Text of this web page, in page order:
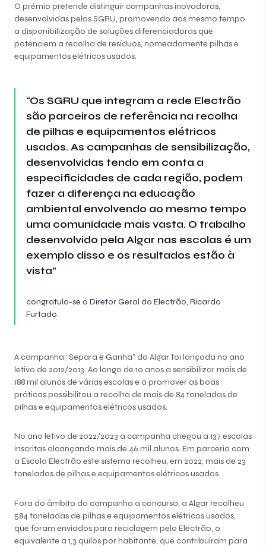
O prémio pretende distinguir campanhas inovadoras,
desenvolvidas pelos SGRU, promovendo aos mesmo tempo
a disponibilização de soluções diferenciadoras que
potenciem a recolha de resíduos, nomeadamente pilhas e
equipamentos elétricos usados.
“Os SGRU que integram a rede Electrão
são parceiros de referência na recolha
de pilhas e equipamentos elétricos
usados. As campanhas de sensibilização,
desenvolvidas tendo em conta a
especificidades de cada região, podem
fazer a diferença na educação
ambiental envolvendo ao mesmo tempo
uma comunidade mais vasta. O trabalho
desenvolvido pela Algar nas escolas é um
exemplo disso e os resultados estão à
vista”
congratula-se o Diretor Geral do Electrão, Ricardo
Furtado.
A campanha “Separa e Ganha” da Algar foi lançada no ano
letivo de 2012/2013. Ao longo de 10 anos a sensibilizar mais de
188 mil alunos de várias escolas e a promover as boas
práticas possibilitou a recolha de mais de 84 toneladas de
pilhas e equipamentos elétricos usados.
No ano letivo de 2022/2023 a campanha chegou a 137 escolas
inscritas alcançando mais de 46 mil alunos. Em parceria com
a Escola Electrão este sistema recolheu, em 2022, mais de 23
toneladas de pilhas e equipamentos elétricos usados.
Fora do âmbito da campanha a concurso, a Algar recolheu
584 toneladas de pilhas e equipamentos elétricos usados,
que foram enviados para reciclagem pelo Electrão, o
equivalente a 1,3 quilos por habitante, que contribuíram para